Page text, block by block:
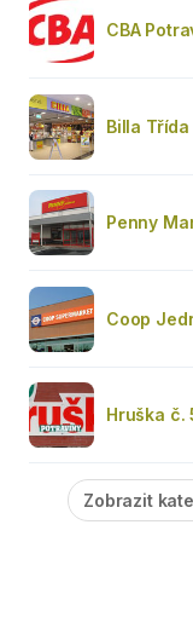
CBA
Billa
Penny
Coop
Hruška č.
Zobrazit